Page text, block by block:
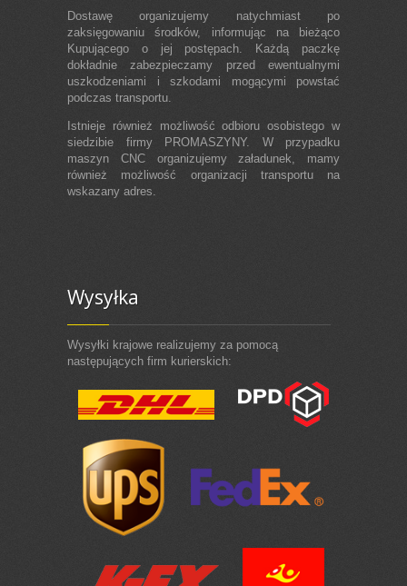
Dostawę organizujemy natychmiast po
zaksięgowaniu środków, informując na bieżąco
Kupującego o jej postępach. Każdą paczkę
dokładnie zabezpieczamy przed ewentualnymi
uszkodzeniami i szkodami mogącymi powstać
podczas transportu.
Istnieje również możliwość odbioru osobistego w
siedzibie firmy PROMASZYNY. W przypadku
maszyn CNC organizujemy załadunek, mamy
również możliwość organizacji transportu na
wskazany adres.
Wysyłka
Wysyłki krajowe realizujemy za pomocą
następujących firm kurierskich: